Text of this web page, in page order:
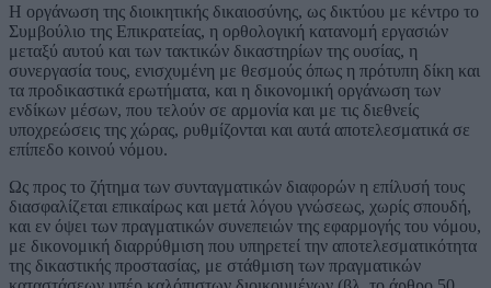
Η οργάνωση της διοικητικής δικαιοσύνης, ως δικτύου με κέντρο το
Συμβούλιο της Επικρατείας, η ορθολογική κατανομή εργασιών
μεταξύ αυτού και των τακτικών δικαστηρίων της ουσίας, η
συνεργασία τους, ενισχυμένη με θεσμούς όπως η πρότυπη δίκη και
τα προδικαστικά ερωτήματα, και η δικονομική οργάνωση των
ενδίκων μέσων, που τελούν σε αρμονία και με τις διεθνείς
υποχρεώσεις της χώρας, ρυθμίζονται και αυτά αποτελεσματικά σε
επίπεδο κοινού νόμου.
Ως προς το ζήτημα των συνταγματικών διαφορών η επίλυσή τους
διασφαλίζεται επικαίρως και μετά λόγου γνώσεως, χωρίς σπουδή,
και εν όψει των πραγματικών συνεπειών της εφαρμογής του νόμου,
με δικονομική διαρρύθμιση που υπηρετεί την αποτελεσματικότητα
της δικαστικής προστασίας, με στάθμιση των πραγματικών